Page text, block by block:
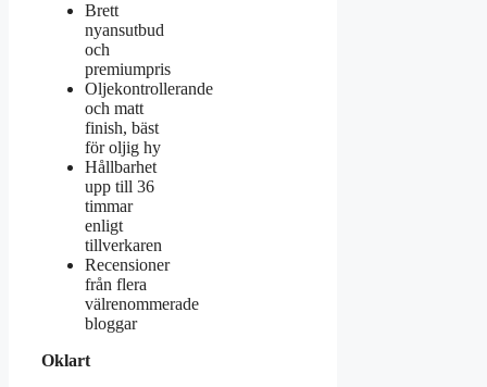
Brett
nyansutbud
och
premiumpris
Oljekontrollerande
och matt
finish, bäst
för oljig hy
Hållbarhet
upp till 36
timmar
enligt
tillverkaren
Recensioner
från flera
välrenommerade
bloggar
Oklart